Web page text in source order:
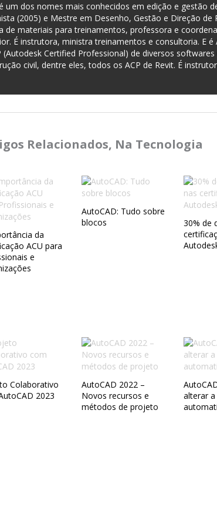
um dos nomes mais conhecidos em edição e gestão
(2005) e Mestre em Desenho, Gestão e Direção de
de materiais para treinamentos, professora e
É instrutora, ministra treinamentos e consultoria. E
(Autodesk Certified Professional) de diversos
civil, dentre eles, todos os ACP de Revit. É
Relacionados, Na Tecnologia
da
ACU para
e
AutoCAD: Tudo sobre
blocos
30% de
Colaborativo
2023
AutoCAD 2022 –
Novos recursos e
métodos de projeto
alterar a